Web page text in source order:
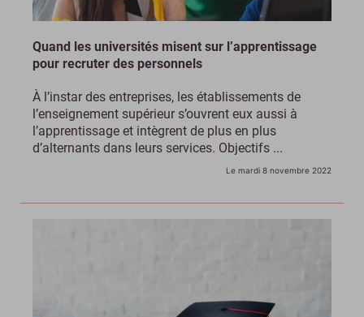
Quand les universités misent sur l’apprentissage
pour recruter des personnels
À l’instar des entreprises, les établissements de
l’enseignement supérieur s’ouvrent eux aussi à
l’apprentissage et intègrent de plus en plus
d’alternants dans leurs services. Objectifs ...
Le mardi 8 novembre 2022